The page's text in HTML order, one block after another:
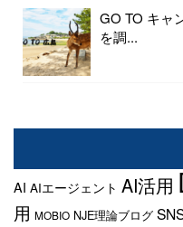
GO TO キャ
を調...
AI AIエージェント AI活用
用 MOBIO NJE理論ブログ